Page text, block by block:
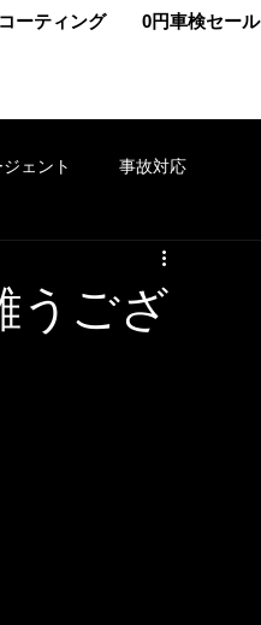
コーティング 0円車検セール
ェント 事故対応
車メンテナンス
うござ